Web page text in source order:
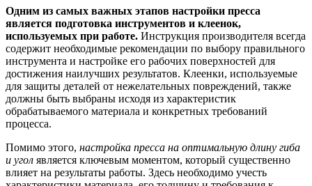
Одним из самых важных этапов настройки пресса
является подготовка инструментов и клеенок,
используемых при работе. Инструкция производителя всегда
содержит необходимые рекомендации по выбору правильного
инструмента и настройке его рабочих поверхностей для
достижения наилучших результатов. Клеенки, используемые
для защиты деталей от нежелательных повреждений, также
должны быть выбраны исходя из характеристик
обрабатываемого материала и конкретных требований
процесса.
Помимо этого, настройка пресса на оптимальную длину гиба
и угол является ключевым моментом, который существенно
влияет на результаты работы. Здесь необходимо учесть